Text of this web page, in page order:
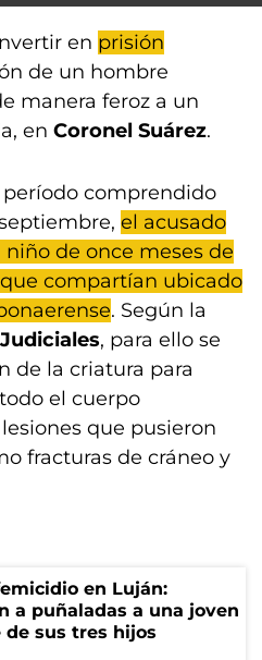
en prisión
de un hombre
manera feroz a un
en Coronel Suárez.
período comprendido
el acusado
de once meses de
compartían ubicado
. Según la
, para ello se
de la criatura para
el cuerpo
que pusieron
fracturas de cráneo y
en Luján:
a puñaladas a una joven
de sus tres hijos